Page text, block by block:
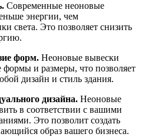
Современные неоновые
энергии, чем
света. Это позволяет снизить
форм. Неоновые вывески
формы и размеры, что позволяет
дизайн и стиль здания.
дизайна. Неоновые
в соответствии с вашими
Это позволит создать
образ вашего бизнеса.